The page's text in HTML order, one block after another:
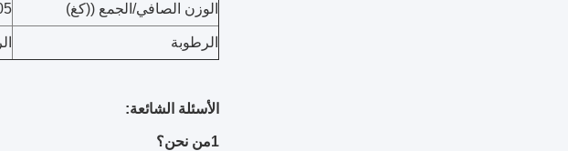
الوزن الصافي/الجمع ((كغ)
الرطوبة
الأسئلة الشائعة:
1من نحن؟